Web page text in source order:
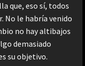
que, eso sí, todos
No le habría venido
no hay altibajos
demasiado
su objetivo.